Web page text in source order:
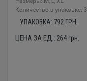
Количество в упаковке: 3
УПАКОВКА: 792 ГРН.
ЦЕНА ЗА ЕД.: 264грн.